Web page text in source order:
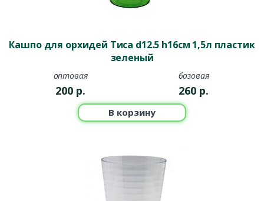
Кашпо для орхидей Тиса d12.5 h16см 1,5л пластик
зеленый
оптовая
200 р.
базовая
260 р.
В корзину